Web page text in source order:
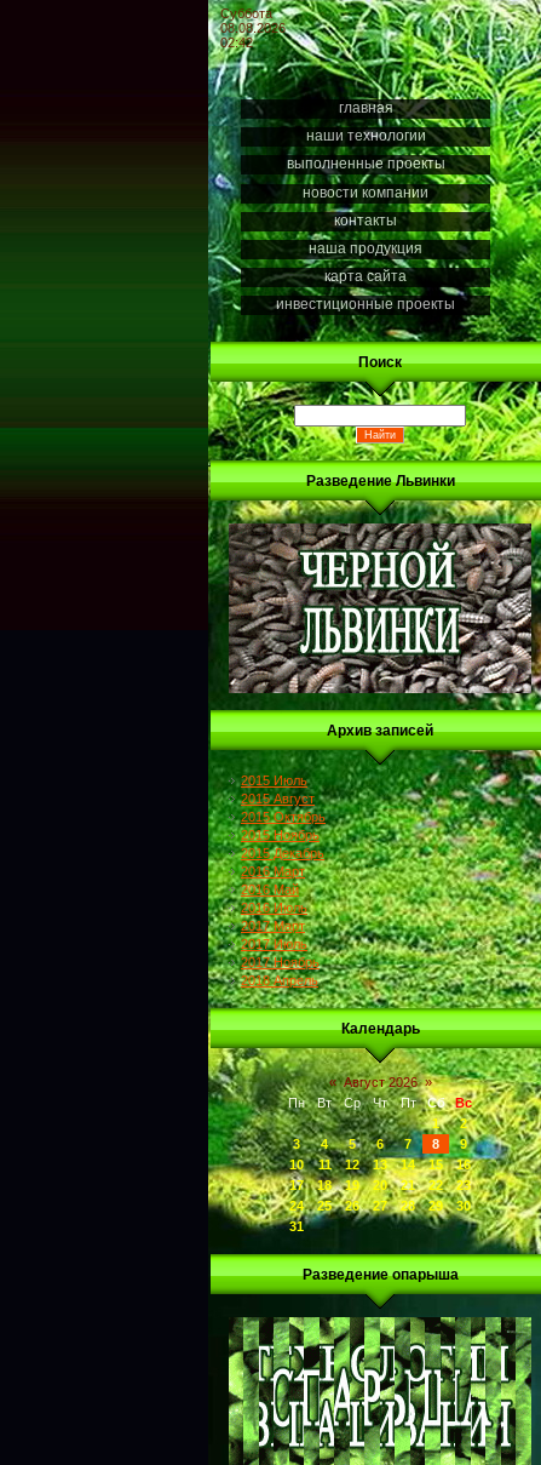
Суббота
08.08.2026
02:42
главная
наши технологии
выполненные проекты
новости компании
контакты
наша продукция
карта сайта
инвестиционные проекты
Поиск
Разведение Львинки
Архив записей
2015 Июль
2015 Август
2015 Октябрь
2015 Ноябрь
2015 Декабрь
2016 Март
2016 Май
2016 Июль
2017 Март
2017 Июль
2017 Ноябрь
2018 Апрель
Календарь
« Август 2026 »
Пн
Вт Ср Чт Пт Сб
Вс
1
2
3
4 5 6 7 8
9
10
11 12 13 14 15
16
17
18 19 20 21 22
23
24
25 26 27 28 29
30
31
Разведение опарыша